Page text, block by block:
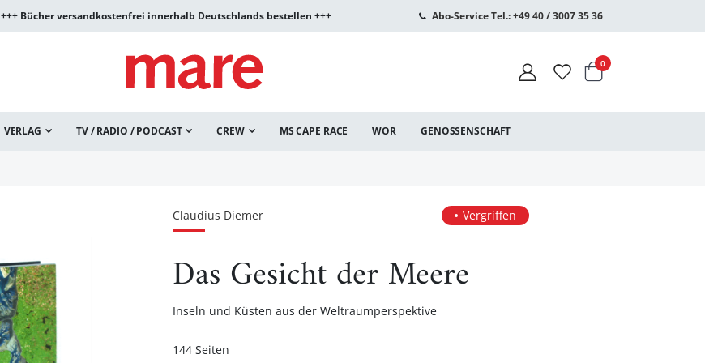
+++ Bücher versandkostenfrei innerhalb Deutschlands bestellen +++ Abo-Service Tel.: +49 40 / 3007 35 36
Warenkorb
0Artikel
VERLAG TV / RADIO / PODCAST CREW MS CAPE RACE WOR GENOSSENSCHAFT
Claudius Diemer Vergriffen
Das Gesicht der Meere
Inseln und Küsten aus der Weltraumperspektive
144 Seiten